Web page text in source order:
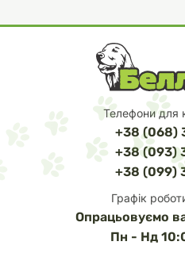
Телефони для
+38 (068)
+38 (093)
+38 (099)
Графік
Опрацьовуємо
Пн - Нд